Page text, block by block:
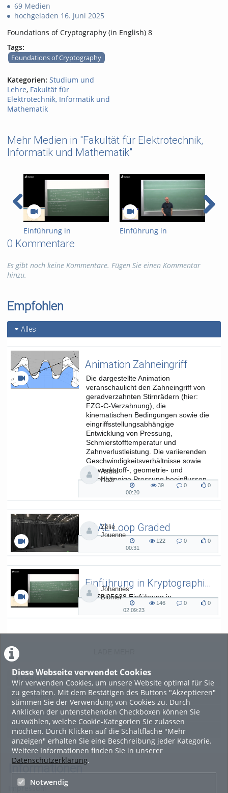
Diese Webseite verwendet Cookies
Wir verwenden Cookies, um unsere Website optimal für Sie
zu gestalten. Mit dem Bestätigen des Buttons "Akzeptieren"
stimmen Sie der Verwendung von Cookies zu. Durch
Anklicken der untenstehenden Checkboxen können Sie
auswählen, welche Cookie-Kategorien Sie zulassen
möchten. Durch Klicken auf die Schaltfläche "Mehr
anzeigen" erhalten Sie eine Beschreibung jeder Kategorie.
Weitere Informationen finden Sie in unserer
Datenschutzerklärung.
Notwendig
69 Medien
hochgeladen 16. Juni 2025
Foundations of Cryptography (in English) 8
Tags:
Foundations of Cryptography
Kategorien: Studium und
Lehre, Fakultät für
Elektrotechnik, Informatik und
Mathematik
Mehr Medien in "Fakultät für Elektrotechnik,
Informatik und Mathematik"
Einführung in
Kryptographie (in
English) 15
Einführung in
0 Kommentare
Es gibt noch keine Kommentare. Fügen Sie einen Kommentar
hinzu.
Empfohlen
Alles
Animation Zahneingriff
Die dargestellte Animation
veranschaulicht den Zahneingriff von
geradverzahnten Stirnrädern (hier:
FZG-C-Verzahnung), die
kinematischen Bedingungen sowie die
eingriffsstellungsabhängige
Entwicklung von Pressung,
Schmierstofftemperatur und
Zahnverlustleistung. Die variierenden
Geschwindigkeitsverhältnisse sowie
die werkstoff-, geometrie- und
lastabhängige Pressung beeinflussen
Astrid
Haar
00:20
00:20
39
views
0
Kommentare
0
likes
SAAL Loop Graded
SAAL Musikinformatik
Zélie
Jouenne
00:31
00:31
122
views
0
Kommentare
0
likes
Einführung in Kryptographie (in English) 15
L.079.05638 Einführung in
Kryptographie (in English) - SoSe 26
Johannes
Blömer
02:09:23
02:09:23
146
views
0
Kommentare
0
likes
Beliebtheit
Bewertung
Kommentare
Informationen
Impressum